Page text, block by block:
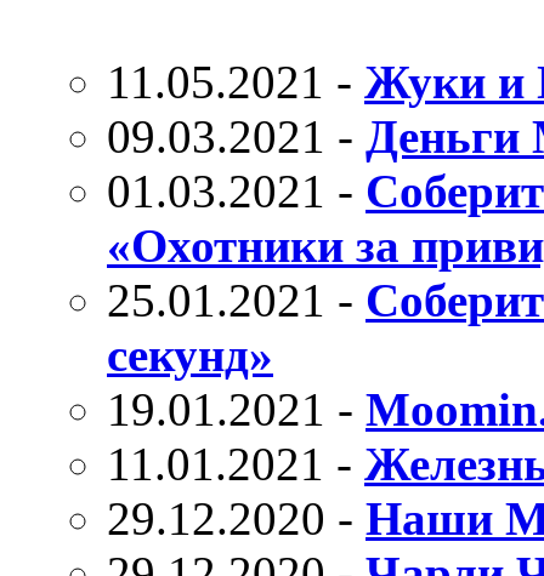
11.05.2021 - Жуки и
09.03.2021 - Деньги
01.03.2021 -
«Охотники за
25.01.2021 -
секунд»
19.01.2021 -
11.01.2021 -
29.12.2020 - Наши